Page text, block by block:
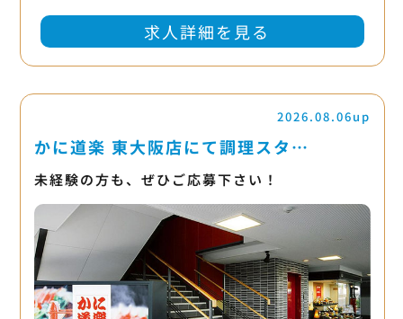
求人詳細を見る
2026.08.06up
かに道楽 東大阪店にて調理スタ…
未経験の方も、ぜひご応募下さい！